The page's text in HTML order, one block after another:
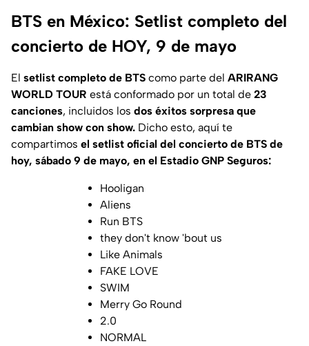
BTS en México: Setlist completo del
concierto de HOY, 9 de mayo
El setlist completo de BTS como parte del ARIRANG
WORLD TOUR está conformado por un total de 23
canciones, incluidos los dos éxitos sorpresa que
cambian show con show. Dicho esto, aquí te
compartimos el setlist oficial del concierto de BTS de
hoy, sábado 9 de mayo, en el Estadio GNP Seguros:
Hooligan
Aliens
Run BTS
they don't know 'bout us
Like Animals
FAKE LOVE
SWIM
Merry Go Round
2.0
NORMAL